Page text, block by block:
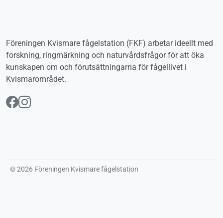
Föreningen Kvismare fågelstation (FKF) arbetar ideellt med
forskning, ringmärkning och naturvårdsfrågor för att öka
kunskapen om och förutsättningarna för fågellivet i
Kvismarområdet.
Följ oss på Facebook
Följ oss på Instagram
© 2026 Föreningen Kvismare fågelstation